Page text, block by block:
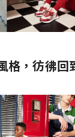
格，彷彿回